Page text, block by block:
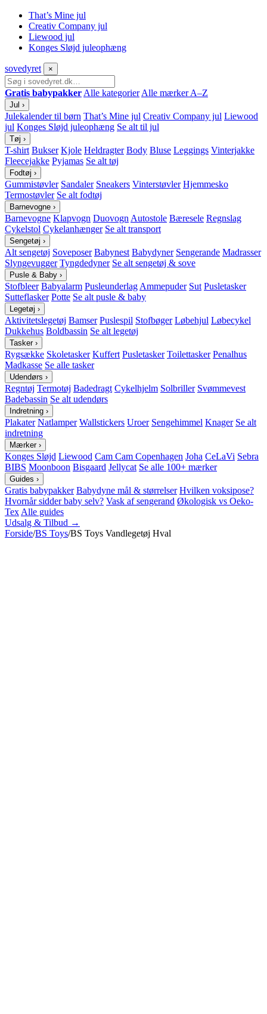
That’s Mine jul
Creativ Company jul
Liewood jul
Konges Sløjd juleophæng
sovedyret ×
Gratis babypakker Alle kategorier Alle mærker A–Z
Jul ›
Julekalender til børn That’s Mine jul Creativ Company jul Liewood
jul Konges Sløjd juleophæng Se alt til jul
Tøj ›
T-shirt Bukser Kjole Heldragter Body Bluse Leggings Vinterjakke
Fleecejakke Pyjamas Se alt tøj
Fodtøj ›
Gummistøvler Sandaler Sneakers Vinterstøvler Hjemmesko
Termostøvler Se alt fodtøj
Barnevogne ›
Barnevogne Klapvogn Duovogn Autostole Bæresele Regnslag
Cykelstol Cykelanhænger Se alt transport
Sengetøj ›
Alt sengetøj Soveposer Babynest Babydyner Sengerande Madrasser
Slyngevugger Tyngdedyner Se alt sengetøj & sove
Pusle & Baby ›
Stofbleer Babyalarm Pusleunderlag Ammepuder Sut Pusletasker
Sutteflasker Potte Se alt pusle & baby
Legetøj ›
Aktivitetslegetøj Bamser Puslespil Stofbøger Løbehjul Løbecykel
Dukkehus Boldbassin Se alt legetøj
Tasker ›
Rygsække Skoletasker Kuffert Pusletasker Toilettasker Penalhus
Madkasse Se alle tasker
Udendørs ›
Regntøj Termotøj Badedragt Cykelhjelm Solbriller Svømmevest
Badebassin Se alt udendørs
Indretning ›
Plakater Natlamper Wallstickers Uroer Sengehimmel Knager Se alt
indretning
Mærker ›
Konges Sløjd Liewood Cam Cam Copenhagen Joha CeLaVi Sebra
BIBS Moonboon Bisgaard Jellycat Se alle 100+ mærker
Guides ›
Gratis babypakker Babydyne mål & størrelser Hvilken voksipose?
Hvornår sidder baby selv? Vask af sengerand Økologisk vs Oeko-
Tex Alle guides
Udsalg & Tilbud →
Forside/BS Toys/BS Toys Vandlegetøj Hval